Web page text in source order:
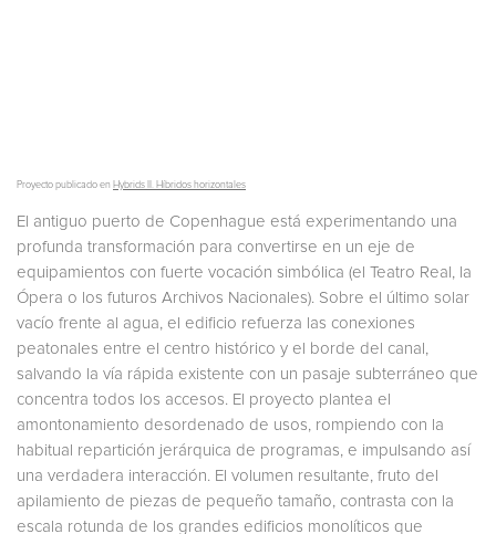
Proyecto publicado en Hybrids II. Híbridos horizontales
El antiguo puerto de Copenhague está experimentando una
profunda transformación para convertirse en un eje de
equipamientos con fuerte vocación simbólica (el Teatro Real, la
Ópera o los futuros Archivos Nacionales). Sobre el último solar
vacío frente al agua, el edificio refuerza las conexiones
peatonales entre el centro histórico y el borde del canal,
salvando la vía rápida existente con un pasaje subterráneo que
concentra todos los accesos. El proyecto plantea el
amontonamiento desordenado de usos, rompiendo con la
habitual repartición jerárquica de programas, e impulsando así
una verdadera interacción. El volumen resultante, fruto del
apilamiento de piezas de pequeño tamaño, contrasta con la
escala rotunda de los grandes edificios monolíticos que